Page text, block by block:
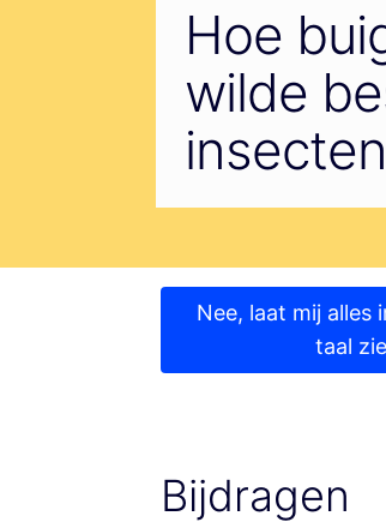
Hoe
wilde
Nee, laat mij alles
taal
Bijdragen